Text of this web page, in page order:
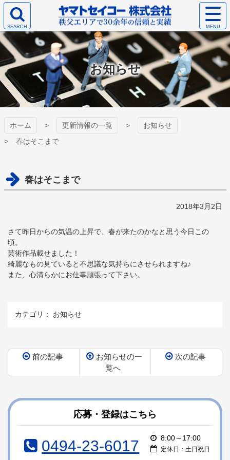
コ
テ
ン
ツ
本
文
へ
ス
お知らせ
ホーム 更新情報の一覧
お知らせ
春はそこまで
春はそこまで
2018年3月2日
さて昨日からの気温の上昇で、春が来たのかなと思う今日この
頃。
芸術作品載せました！
綺麗なもの見ていると不思議な気持ちにさせられますね♪
また、心清らかにお仕事頑張って下さい。
カテゴリ： お知らせ
前の記事
お知らせの一
覧へ
次の記事
テ
ン
ジ
の
応募・登録はこちら
0494-23-6017 8:00～17:00
定休日：土日祝日
ヤマトセイコー
株式会社
検
エ
リ
ア
を
開
く
サ
イ
ト
メ
ニ
ュ
ー
を
開
く